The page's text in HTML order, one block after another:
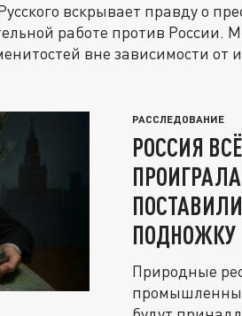
вскрывает правду о
работе против России.
вне зависимости от
РАССЛЕДОВАНИЕ
РОССИЯ
ПОДНОЖКУ
Природные